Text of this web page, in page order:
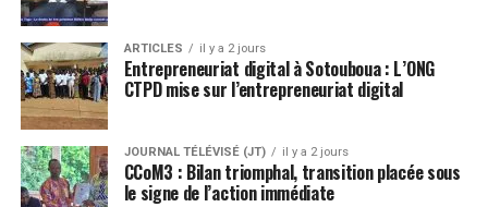
ARTICLES il y a 2 jours
Entrepreneuriat digital à Sotouboua : L’ONG
CTPD mise sur l’entrepreneuriat digital
JOURNAL TÉLÉVISÉ (JT) il y a 2 jours
CCoM3 : Bilan triomphal, transition placée sous
le signe de l’action immédiate